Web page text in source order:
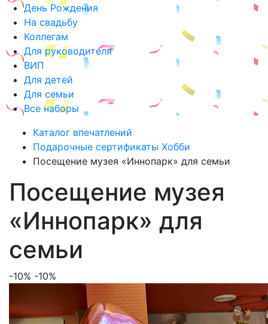
День Рождения
На свадьбу
Коллегам
Для руководителя
ВИП
Для детей
Для семьи
Все наборы
Каталог впечатлений
Подарочные сертификаты Хобби
Посещение музея «Иннопарк» для семьи
Посещение музея
«Иннопарк» для
семьи
-10% -10%